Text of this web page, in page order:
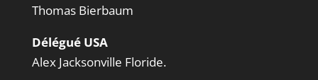
Thomas Bierbaum
Délégué USA
Alex Jacksonville Floride.